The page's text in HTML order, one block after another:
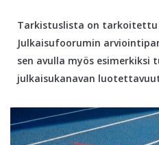
Tarkistuslista on tarkoitettu
Julkaisufoorumin
sen avulla myös esimerkiksi
julkaisukanavan